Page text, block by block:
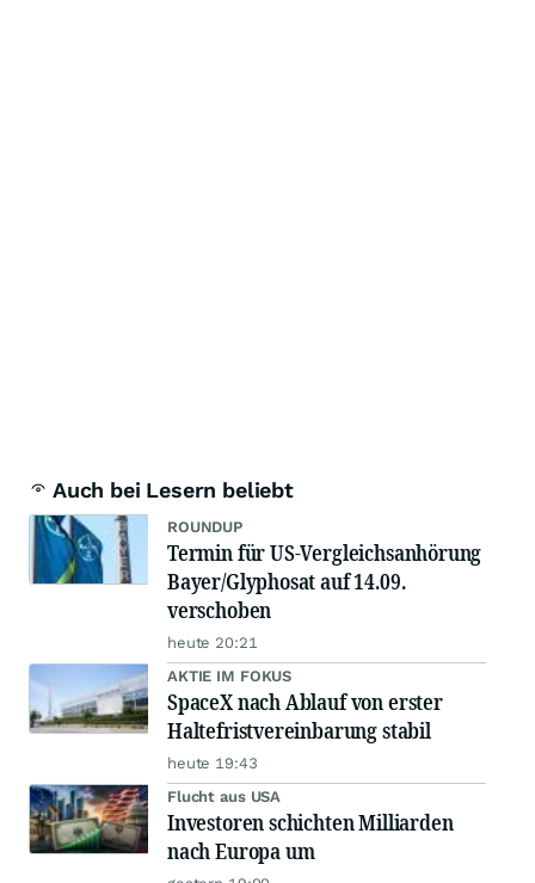
Auch bei Lesern beliebt
ROUNDUP
Termin für US-Vergleichsanhörung
Bayer/Glyphosat auf 14.09.
verschoben
heute 20:21
AKTIE IM FOKUS
SpaceX nach Ablauf von erster
Haltefristvereinbarung stabil
heute 19:43
Flucht aus USA
Investoren schichten Milliarden
nach Europa um